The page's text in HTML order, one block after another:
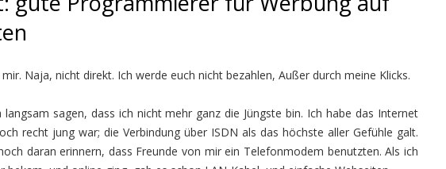
Naja, nicht direkt. Ich werde euch nicht bezahlen, Außer durch meine Klicks.
langsam sagen, dass ich nicht mehr ganz die Jüngste bin. Ich habe das Internet
recht jung war; die Verbindung über ISDN als das höchste aller Gefühle galt.
daran erinnern, dass Freunde von mir ein Telefonmodem benutzten. Als ich